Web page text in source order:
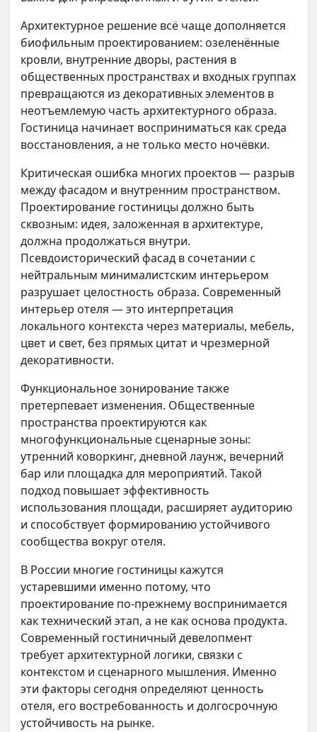
Архитектурное решение всё чаще дополняется
биофильным проектированием: озеленённые
кровли, внутренние дворы, растения в
общественных пространствах и входных группах
превращаются из декоративных элементов в
неотъемлемую часть архитектурного образа.
Гостиница начинает восприниматься как среда
восстановления, а не только место ночёвки.
Критическая ошибка многих проектов — разрыв
между фасадом и внутренним пространством.
Проектирование гостиницы должно быть
сквозным: идея, заложенная в архитектуре,
должна продолжаться внутри.
Псевдоисторический фасад в сочетании с
нейтральным минималистским интерьером
разрушает целостность образа. Современный
интерьер отеля — это интерпретация
локального контекста через материалы, мебель,
цвет и свет, без прямых цитат и чрезмерной
декоративности.
Функциональное зонирование также
претерпевает изменения. Общественные
пространства проектируются как
многофункциональные сценарные зоны:
утренний коворкинг, дневной лаунж, вечерний
бар или площадка для мероприятий. Такой
подход повышает эффективность
использования площади, расширяет аудиторию
и способствует формированию устойчивого
сообщества вокруг отеля.
В России многие гостиницы кажутся
устаревшими именно потому, что
проектирование по-прежнему воспринимается
как технический этап, а не как основа продукта.
Современный гостиничный девелопмент
требует архитектурной логики, связки с
контекстом и сценарного мышления. Именно
эти факторы сегодня определяют ценность
отеля, его востребованность и долгосрочную
устойчивость на рынке.